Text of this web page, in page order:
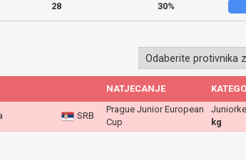
28 30%
NATJECANJE
SRB
Prague Junior European
Cup
kg